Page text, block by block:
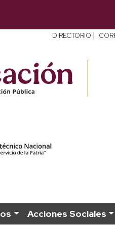
DIRECTORIO |
Acciones Sociales